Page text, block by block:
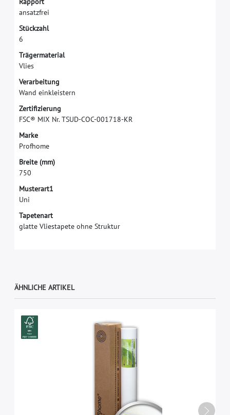
ansatzfrei
Stückzahl
6
Trägermaterial
Vlies
Verarbeitung
Wand einkleistern
Zertifzierung
FSC® MIX Nr. TSUD-COC-001718-KR
Marke
Profhome
Breite (mm)
750
Musterart1
Uni
Tapetenart
glatte Vliestapete ohne Struktur
ÄHNLICHE ARTIKEL